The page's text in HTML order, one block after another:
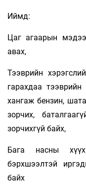
Иймд:
Цаг агаарын
авах,
Тээврийн
гарахдаа
хангаж бензин,
зорчих,
зорчихгүй байх,
Бага насны
бэрхшээлтэй
байх